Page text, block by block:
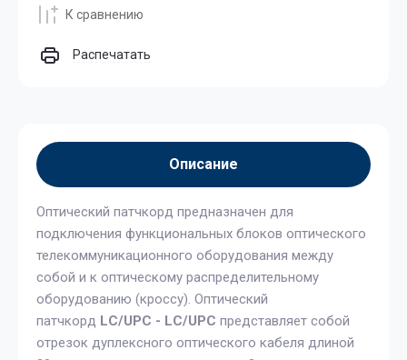
К сравнению
Распечатать
Описание
Оптический патчкорд предназначен для
подключения функциональных блоков оптического
телекоммуникационного оборудования между
собой и к оптическому распределительному
оборудованию (кроссу). Оптический
патчкорд LC/UPC - LC/UPC представляет собой
отрезок дуплексного оптического кабеля длиной